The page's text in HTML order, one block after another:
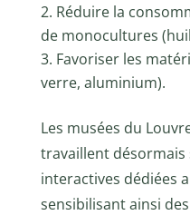
Réduire la
de monocultures
Favoriser les
verre, aluminium).
Les musées du
travaillent
interactives dédiées
sensibilisant ainsi